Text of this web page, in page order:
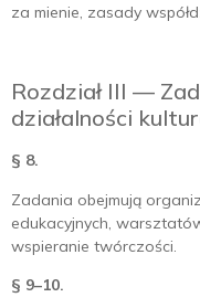
za mienie, zasady
Rozdział III —
działalności
§ 8.
Zadania obejmują
edukacyjnych,
wspieranie twórczości.
§ 9–10.